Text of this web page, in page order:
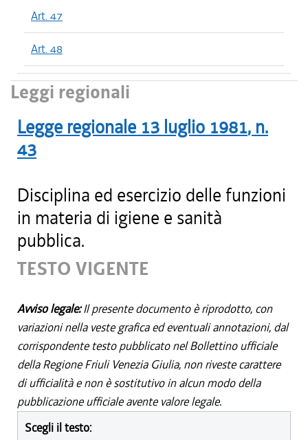
Art. 47
Art. 48
Leggi regionali
Legge regionale 13 luglio 1981, n.
43
Disciplina ed esercizio delle funzioni
in materia di igiene e sanità
pubblica.
TESTO VIGENTE
Avviso legale:Il presente documento è riprodotto, con
variazioni nella veste grafica ed eventuali annotazioni, dal
corrispondente testo pubblicato nel Bollettino ufficiale
della Regione Friuli Venezia Giulia, non riveste carattere
di ufficialità e non è sostitutivo in alcun modo della
pubblicazione ufficiale avente valore legale.
Scegli il testo: